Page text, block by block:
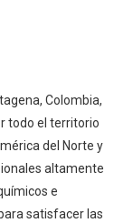
Colombia,
todo el territorio
del Norte y
altamente
e
satisfacer las